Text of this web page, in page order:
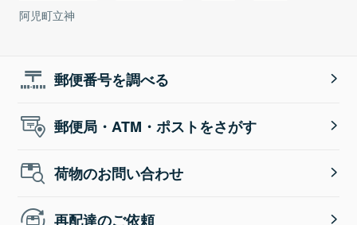
阿児町立神
郵便番号を調べる
郵便局・ATM・ポストをさがす
荷物のお問い合わせ
再配達のご依頼